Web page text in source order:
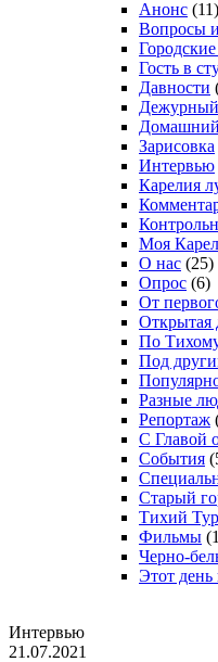
Анонс (11)
Вопросы
Гость в
Давности
Зарисовка
Интервью
Карелия
Моя
О нас (25)
Опрос (6)
От
Открытая
По
Под
Разные
Репортаж
С Главой
События
Старый
Тихий Тур
Фильмы
Черно-
Этот день
Интервью
21.07.2021